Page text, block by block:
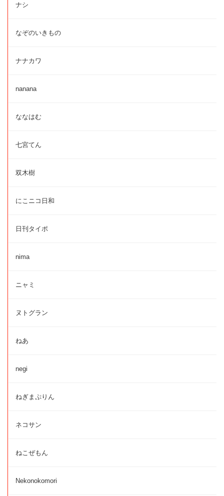
ナシ
なぞのいきもの
ナナカワ
nanana
ななはむ
七宮てん
双木樹
にこニコ日和
日刊タイポ
nima
ニャミ
ヌトグラン
ねあ
negi
ねぎまぷりん
ネコサン
ねこぜもん
Nekonokomori